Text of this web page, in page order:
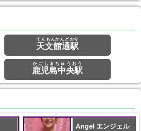
天文館通駅
てんもんかんどおり
鹿児島中央駅
かごしまちゅうおう
Angel エンジェル